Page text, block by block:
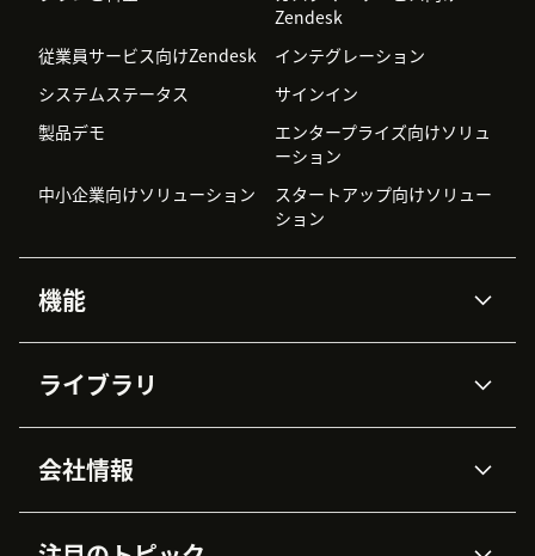
Zendesk
従業員サービス向けZendesk
インテグレーション
システムステータス
サインイン
製品デモ
エンタープライズ向けソリュ
ーション
中小企業向けソリューション
スタートアップ向けソリュー
ション
機能
Zendesk AI
高度なデータプライバシーと
データ保護
ナレッジベース
ライブラリ
APIと開発者向け情報
AI研究
イベント情報
会社情報